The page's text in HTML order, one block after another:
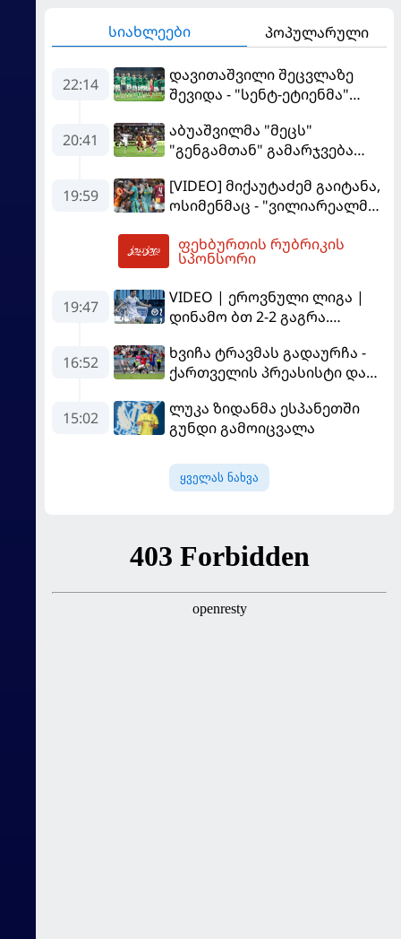
სიახლეები პოპულარული
22:14
დავითაშვილი შეცვლაზე
შევიდა - "სენტ-ეტიენმა"
20:41
აბუაშვილმა "მეცს"
"გენგამთან" გამარჯვება
19:59
[VIDEO] მიქაუტაძემ გაიტანა,
ოსიმენმაც - "ვილიარეალმა"
"გალათასარაის" მოუგო
ფეხბურთის რუბრიკის
სპონსორი
19:47
VIDEO | ეროვნული ლიგა |
დინამო ბთ 2-2 გაგრა.
16:52
ხვიჩა ტრავმას გადაურჩა -
ქართველის პრეასისტი და
იუნაიტედთან"
15:02
ლუკა ზიდანმა ესპანეთში
გუნდი გამოიცვალა
ყველას ნახვა